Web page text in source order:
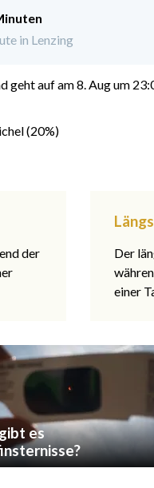
in Lenzing
geht auf am 8. Aug um
(20%)
der
Der
einer
es